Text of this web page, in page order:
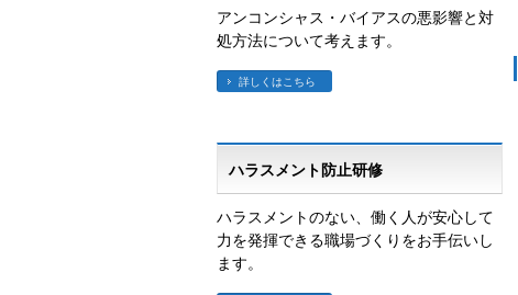
アンコンシャス・バイアスの悪影響と対
処方法について考えます。
詳しくはこちら
ハラスメント防止研修
ハラスメントのない、働く人が安心して
力を発揮できる職場づくりをお手伝いし
ます。